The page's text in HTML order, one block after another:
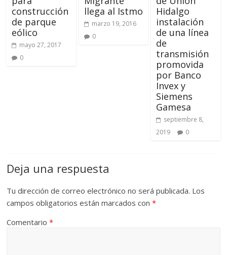
construcción
de parque
eólico
mayo 27, 2017
0
llega al Istmo
marzo 19, 2016
0
Hidalgo
instalación
de una línea
de
transmisión
promovida
por Banco
Invex y
Siemens
Gamesa
septiembre 8,
2019
0
Deja una respuesta
Tu dirección de correo electrónico no será publicada. Los
campos obligatorios están marcados con*
Comentario*